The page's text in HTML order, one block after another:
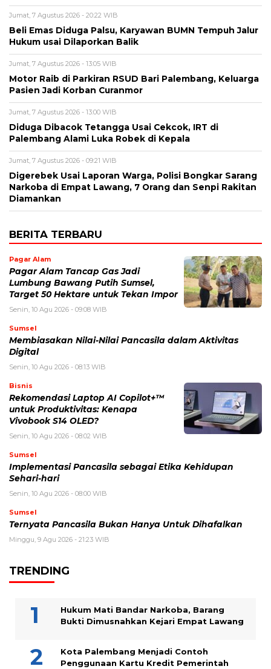
Jumat, 7 Agustus 2026 - 20:22 WIB
Beli Emas Diduga Palsu, Karyawan BUMN Tempuh Jalur
Hukum usai Dilaporkan Balik
Jumat, 7 Agustus 2026 - 13:05 WIB
Motor Raib di Parkiran RSUD Bari Palembang, Keluarga
Pasien Jadi Korban Curanmor
Jumat, 7 Agustus 2026 - 13:00 WIB
Diduga Dibacok Tetangga Usai Cekcok, IRT di
Palembang Alami Luka Robek di Kepala
Jumat, 7 Agustus 2026 - 09:21 WIB
Digerebek Usai Laporan Warga, Polisi Bongkar Sarang
Narkoba di Empat Lawang, 7 Orang dan Senpi Rakitan
Diamankan
BERITA TERBARU
Pagar Alam
Pagar Alam Tancap Gas Jadi
Lumbung Bawang Putih Sumsel,
Target 50 Hektare untuk Tekan Impor
Senin, 10 Agu 2026 - 09:08 WIB
Sumsel
Membiasakan Nilai-Nilai Pancasila dalam Aktivitas
Digital
Senin, 10 Agu 2026 - 08:13 WIB
Bisnis
Rekomendasi Laptop AI Copilot+™
untuk Produktivitas: Kenapa
Vivobook S14 OLED?
Senin, 10 Agu 2026 - 08:02 WIB
Sumsel
Implementasi Pancasila sebagai Etika Kehidupan
Sehari-hari
Senin, 10 Agu 2026 - 08:00 WIB
Sumsel
Ternyata Pancasila Bukan Hanya Untuk Dihafalkan
Minggu, 9 Agu 2026 - 21:23 WIB
TRENDING
Hukum Mati Bandar Narkoba, Barang
Bukti Dimusnahkan Kejari Empat Lawang
Kota Palembang Menjadi Contoh
Penggunaan Kartu Kredit Pemerintah